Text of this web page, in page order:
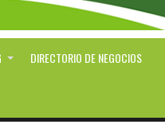
DIRECTORIO DE NEGOCIOS